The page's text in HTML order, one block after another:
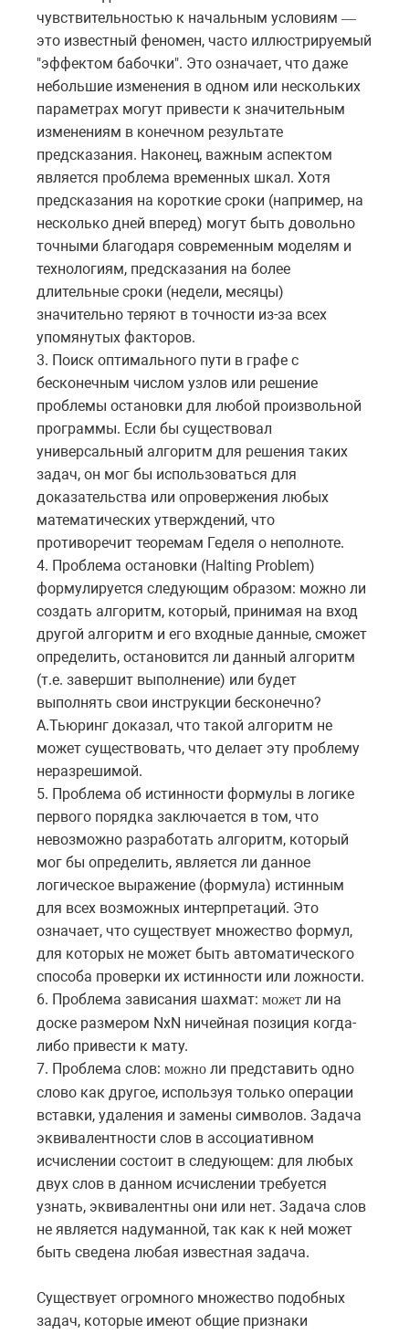
чувствительностью к начальным условиям —
это известный феномен, часто иллюстрируемый
"эффектом бабочки". Это означает, что даже
небольшие изменения в одном или нескольких
параметрах могут привести к значительным
изменениям в конечном результате
предсказания. Наконец, важным аспектом
является проблема временных шкал. Хотя
предсказания на короткие сроки (например, на
несколько дней вперед) могут быть довольно
точными благодаря современным моделям и
технологиям, предсказания на более
длительные сроки (недели, месяцы)
значительно теряют в точности из-за всех
упомянутых факторов.
3. Поиск оптимального пути в графе с
бесконечным числом узлов или решение
проблемы остановки для любой произвольной
программы. Если бы существовал
универсальный алгоритм для решения таких
задач, он мог бы использоваться для
доказательства или опровержения любых
математических утверждений, что
противоречит теоремам Геделя о неполноте.
4. Проблема остановки (Halting Problem)
формулируется следующим образом: можно ли
создать алгоритм, который, принимая на вход
другой алгоритм и его входные данные, сможет
определить, остановится ли данный алгоритм
(т.е. завершит выполнение) или будет
выполнять свои инструкции бесконечно?
А.Тьюринг доказал, что такой алгоритм не
может существовать, что делает эту проблему
неразрешимой.
5. Проблема об истинности формулы в логике
первого порядка заключается в том, что
невозможно разработать алгоритм, который
мог бы определить, является ли данное
логическое выражение (формула) истинным
для всех возможных интерпретаций. Это
означает, что существует множество формул,
для которых не может быть автоматического
способа проверки их истинности или ложности.
6. Проблема зависания шахмат: может ли на
доске размером NxN ничейная позиция когда-
либо привести к мату.
7. Проблема слов: можно ли представить одно
слово как другое, используя только операции
вставки, удаления и замены символов. Задача
эквивалентности слов в ассоциативном
исчислении состоит в следующем: для любых
двух слов в данном исчислении требуется
узнать, эквивалентны они или нет. Задача слов
не является надуманной, так как к ней может
быть сведена любая известная задача.
Существует огромного множество подобных
задач, которые имеют общие признаки